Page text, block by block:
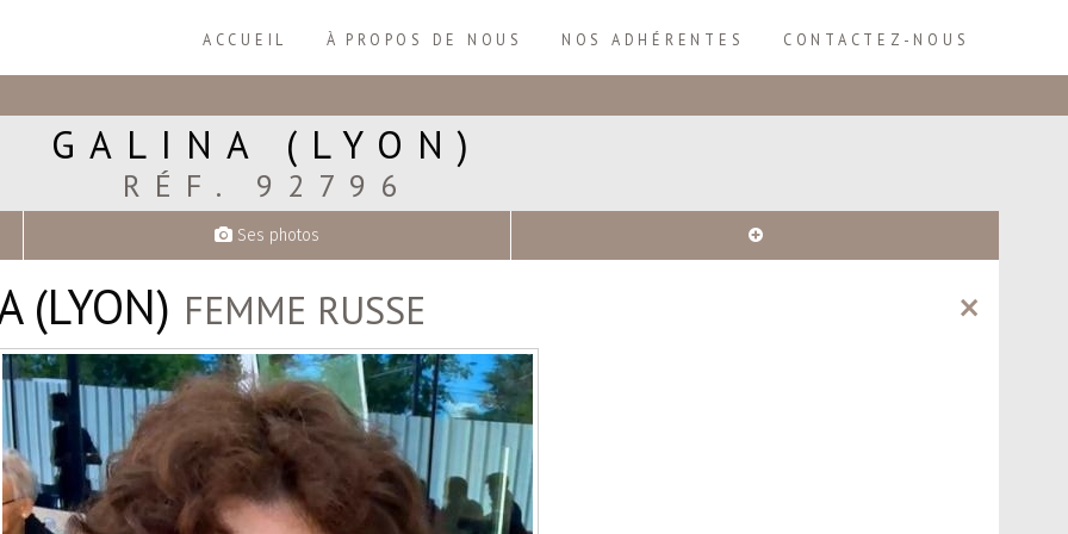
ACCUEIL À PROPOS DE NOUS NOS ADHÉRENTES CONTACTEZ-NOUS
GALINA (LYON)
RÉF. 92796
Ses photos
Plus
(LYON) FEMME RUSSE ×